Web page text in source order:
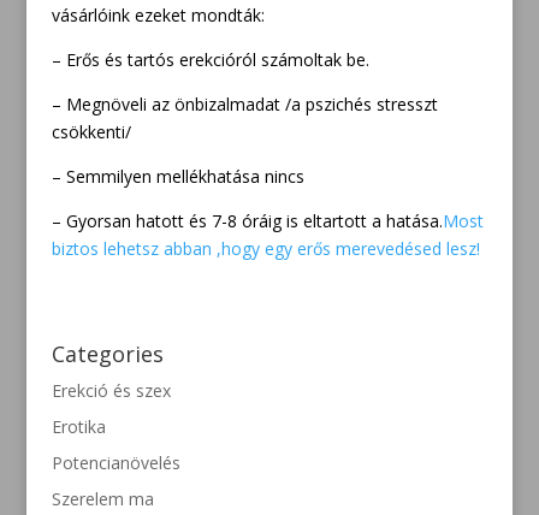
vásárlóink ezeket mondták:
– Erős és tartós erekcióról számoltak be.
– Megnöveli az önbizalmadat /a pszichés stresszt
csökkenti/
– Semmilyen mellékhatása nincs
– Gyorsan hatott és 7-8 óráig is eltartott a hatása.Most
biztos lehetsz abban ,hogy egy erős merevedésed lesz!
Categories
Erekció és szex
Erotika
Potencianövelés
Szerelem ma